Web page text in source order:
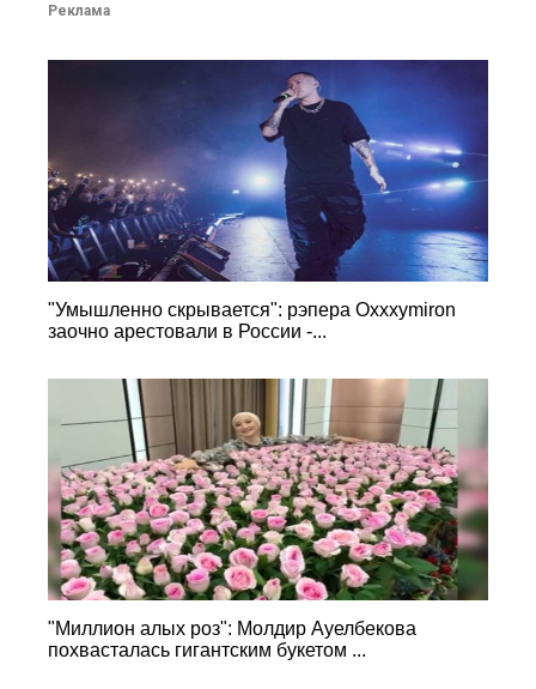
Реклама
"Умышленно скрывается": рэпера Oxxxymiron
заочно арестовали в России -...
"Миллион алых роз": Молдир Ауелбекова
похвасталась гигантским букетом ...